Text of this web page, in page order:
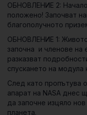
ОБНОВЛЕНИЕ 2:
положено! Започват
благополучното
ОБНОВЛЕНИЕ 1:
започна и членове на
разказват
спускането на модула
След като пропътува
апарат на NASA днес
да започне изцяло
планета.